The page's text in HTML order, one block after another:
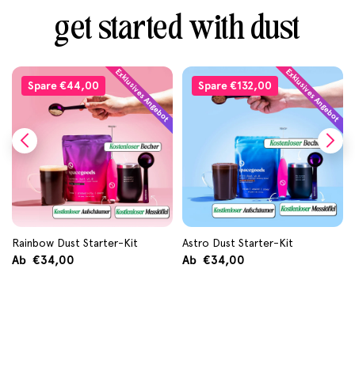
get started with dust
Spare€44,00 Exklusives Angebot
Rainbow Dust Starter-Kit
Ab €34,00
Spare€132,00 Exklusives Angebot
Astro Dust Starter-Kit
Ab €34,00